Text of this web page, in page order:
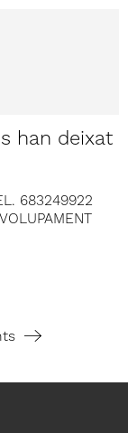
han deixat
683249922